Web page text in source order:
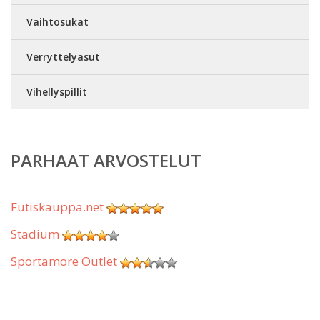
Vaihtosukat
Verryttelyasut
Vihellyspillit
PARHAAT ARVOSTELUT
Futiskauppa.net
Stadium
Sportamore Outlet